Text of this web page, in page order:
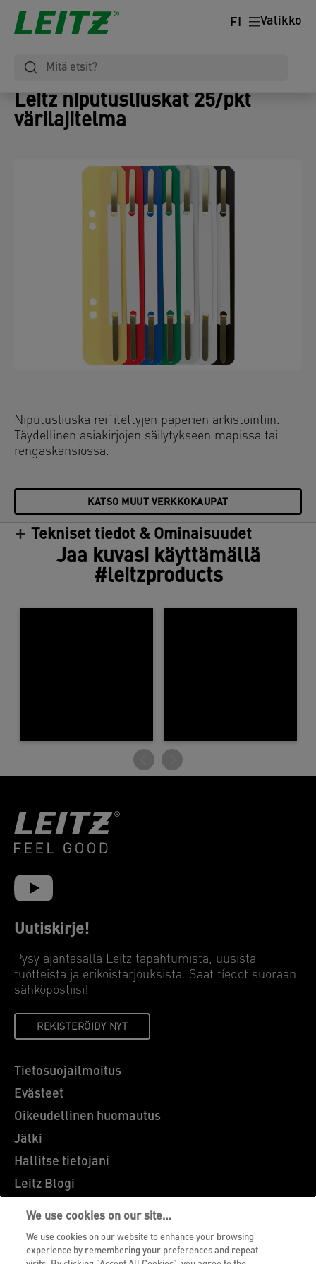
Valikko
FI
Leitz niputusliuskat 25/pkt
värilajitelma
Niputusliuska rei´itettyjen paperien arkistointiin.
Täydellinen asiakirjojen säilytykseen mapissa tai
rengaskansiossa.
KATSO MUUT VERKKOKAUPAT
Tekniset tiedot & Ominaisuudet
Jaa kuvasi käyttämällä
#leitzproducts
Uutiskirje!
Pysy ajantasalla Leitz tapahtumista, uusista
tuotteista ja erikoistarjouksista. Saat tíedot suoraan
sähköpostiisi!
REKISTERÖIDY NYT
Tietosuojailmoitus
Evästeet
Oikeudellinen huomautus
Jälki
Hallitse tietojani
Leitz Blogi
Ammatti
Leitz EasyPrint
Asiakastuki
We use cookies on our site…
We use cookies on our website to enhance your browsing
experience by remembering your preferences and repeat